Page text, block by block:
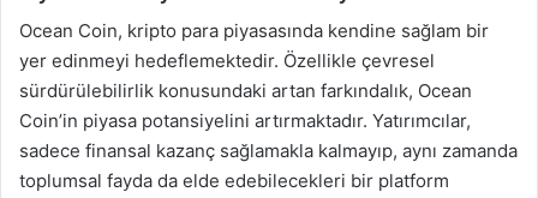
Ocean Coin, kripto para piyasasında kendine sağlam bir
yer edinmeyi hedeflemektedir. Özellikle çevresel
sürdürülebilirlik konusundaki artan farkındalık, Ocean
Coin’in piyasa potansiyelini artırmaktadır. Yatırımcılar,
sadece finansal kazanç sağlamakla kalmayıp, aynı zamanda
toplumsal fayda da elde edebilecekleri bir platform